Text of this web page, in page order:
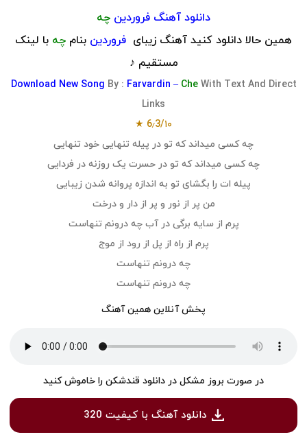
دانلود آهنگ فروردین چه
همین حالا دانلود کنید آهنگ زیبای فروردین بنام چه با لینک
مستقیم ♪
Download New Song By : Farvardin – Che With Text And Direct
Links
6٫3/۱۰ ★
چه کسی میداند که تو در پیله تنهایی خود تنهایی
چه کسی میداند که تو در حسرت یک روزنه در فردایی
پیله ات را بگشای تو به اندازه پروانه شدن زیبایی
من پر از نور و پر از دار و درخت
پرم از سایه برگی در آب چه درونم تنهاست
پرم از راه از پل از رود از موج
چه درونم تنهاست
چه درونم تنهاست
پخش آنلاین همین آهنگ
در صورت بروز مشکل در دانلود قندشکن را خاموش کنید
دانلود آهنگ با کیفیت 320